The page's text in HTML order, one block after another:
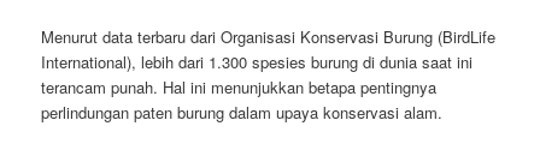
Menurut data terbaru dari Organisasi Konservasi Burung (BirdLife
International), lebih dari 1.300 spesies burung di dunia saat ini
terancam punah. Hal ini menunjukkan betapa pentingnya
perlindungan paten burung dalam upaya konservasi alam.